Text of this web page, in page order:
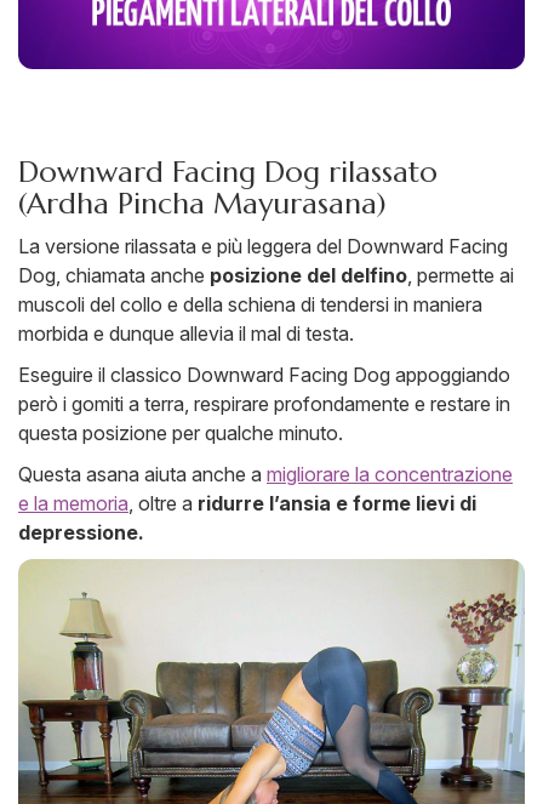
Downward Facing Dog rilassato
(Ardha Pincha Mayurasana)
La versione rilassata e più leggera del Downward Facing
Dog, chiamata anche posizione del delfino , permette ai
muscoli del collo e della schiena di tendersi in maniera
morbida e dunque allevia il mal di testa.
Eseguire il classico Downward Facing Dog appoggiando
però i gomiti a terra, respirare profondamente e restare in
questa posizione per qualche minuto.
Questa asana aiuta anche a migliorare la concentrazione
e la memoria , oltre a ridurre l’ansia e forme lievi di
depressione.